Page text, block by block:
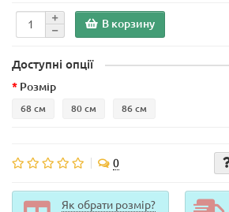
В корзину
Доступні опції
Розмір
68 см 80 см 86 см
0
Як обрати розмір?